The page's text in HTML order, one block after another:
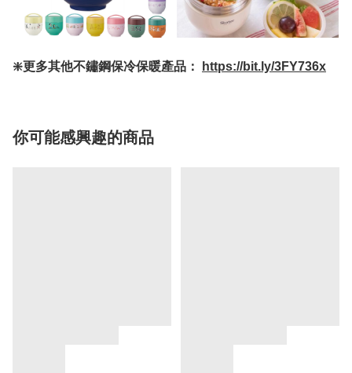
❇️更多其他不鏽鋼保冷保暖產品： https://bit.ly/3FY736x
你可能感興趣的商品